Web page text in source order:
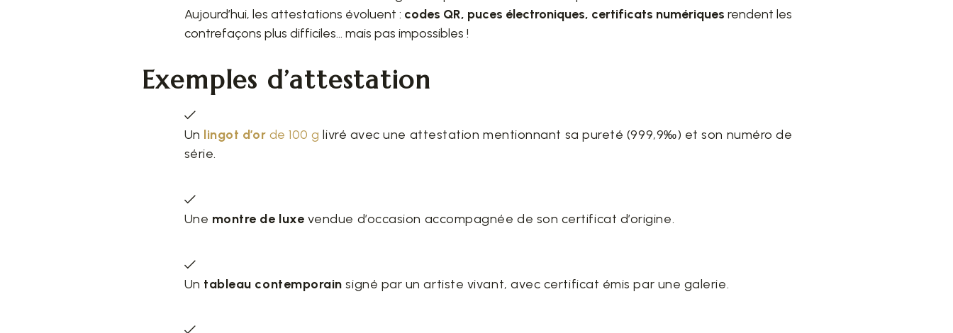
Aujourd’hui, les attestations évoluent : codes QR, puces électroniques, certificats numériques rendent les
contrefaçons plus difficiles… mais pas impossibles !
Exemples d’attestation
Un lingot d’or de 100 g livré avec une attestation mentionnant sa pureté (999,9‰) et son numéro de
série.
Une montre de luxe vendue d’occasion accompagnée de son certificat d’origine.
Un tableau contemporainsigné par un artiste vivant, avec certificat émis par une galerie.